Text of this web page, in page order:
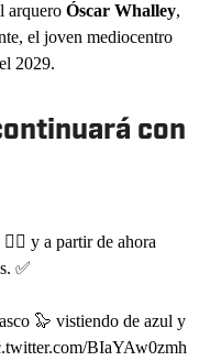
arquero Óscar Whalley,
el joven mediocentro
2029.
con
y a partir de ahora
✅
🦭 vistiendo de azul y
BIaYAw0zmh